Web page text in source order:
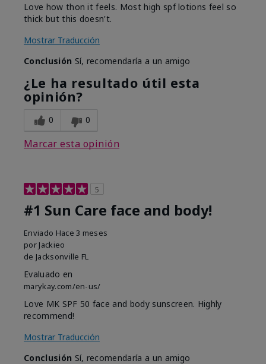
Love how thon it feels. Most high spf lotions feel so
thick but this doesn't.
Mostrar Traducción
Conclusión Sí, recomendaría a un amigo
¿Le ha resultado útil esta
opinión?
0 0
Marcar esta opinión
5
#1 Sun Care face and body!
Enviado Hace 3 meses
por Jackieo
de Jacksonville FL
Evaluado en
marykay.com/en-us/
Love MK SPF 50 face and body sunscreen. Highly
recommend!
Mostrar Traducción
Conclusión Sí, recomendaría a un amigo